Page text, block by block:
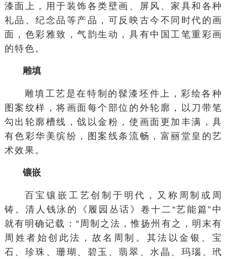
漆面上，用于装饰各类壁画、屏风、家具和各种
礼品、纪念品等产品，可反映古今不同时代的画
面，色彩雅致，气韵生动，具有中国工笔重彩画
的特色。
雕填
雕填工艺是在特制的髹漆坯件上，彩绘各种
图案纹样，将画面每个部位的外轮廓，以刀带笔
勾出轮廓槽线，戗以金粉，使画面更加丰满，具
有色彩华美缤纷，图案线条流畅，富丽堂皇的艺
术效果。
镶嵌
百宝镶嵌工艺创制于明代，又称周制或周
铸。清人钱泳的《履园丛话》卷十二“艺能篇”中
就有明确记载：“周制之法，惟扬州有之，明末有
周姓者始创此法，故名周制。其法以金银、宝
石、珍珠、珊瑚、碧玉、翡翠、水晶、玛瑙、玳